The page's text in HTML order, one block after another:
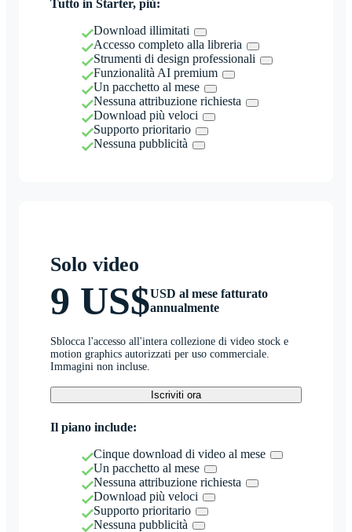
Tutto in Starter, più:
Download illimitati
Accesso completo alla libreria
Strumenti di design professionali
Funzionalità AI premium
Un pacchetto al mese
Nessuna attribuzione richiesta
Download più veloci
Supporto prioritario
Nessuna pubblicità
Solo video
9 US$USD al mese fatturato
annualmente
Sblocca l'accesso all'intera collezione di video stock e
motion graphics autorizzati per uso commerciale.
Immagini non incluse.
Iscriviti ora
Il piano include:
Cinque download di video al mese
Un pacchetto al mese
Nessuna attribuzione richiesta
Download più veloci
Supporto prioritario
Nessuna pubblicità